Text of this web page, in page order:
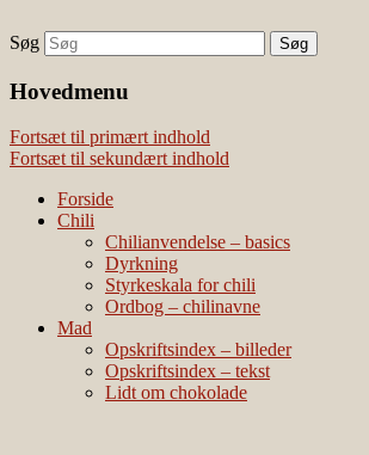
Наши партнеры
лучшие займы
Vivis chili
chili – dyrkning og mad
Søg
Hovedmenu
Fortsæt til primært indhold
Fortsæt til sekundært indhold
Forside
Chili
Chilianvendelse – basics
Dyrkning
Styrkeskala for chili
Ordbog – chilinavne
Mad
Opskriftsindex – billeder
Opskriftsindex – tekst
Lidt om chokolade